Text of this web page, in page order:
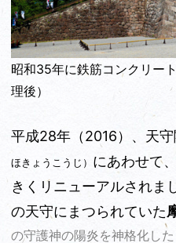
昭和35年に鉄筋コンクリー
理後）
平成28年（2016）、天
ほきょうこうじ） にあわせて
きくリニューアルされま
の天守にまつられていた
の守護神の陽炎を神格化し